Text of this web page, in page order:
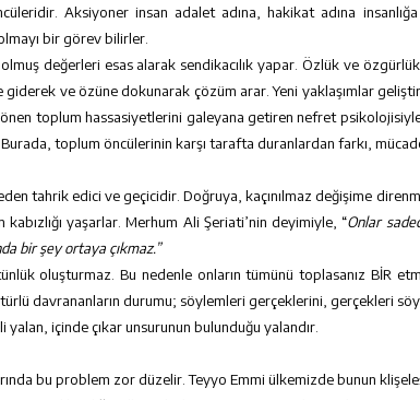
Aksiyoner insan adalet adına, hakikat adına
bir görev bilirler.
değerleri esas alarak sendikacılık yapar. Özlük ve
ve özüne dokunarak çözüm arar. Yeni yaklaşımlar
toplum hassasiyetlerini galeyana getiren nefret
toplum öncülerinin karşı tarafta duranlardan farkı,
tahrik edici ve geçicidir. Doğruya, kaçınılmaz değişime
yaşarlar. Merhum Ali Şeriati’nin deyimiyle, “Onlar
bir şey ortaya çıkmaz.”
oluşturmaz. Bu nedenle onların tümünü toplasanız BİR
davrananların durumu; söylemleri gerçeklerini, gerçekleri
içinde çıkar unsurunun bulunduğu yalandır.
bu problem zor düzelir. Teyyo Emmi ülkemizde bunun